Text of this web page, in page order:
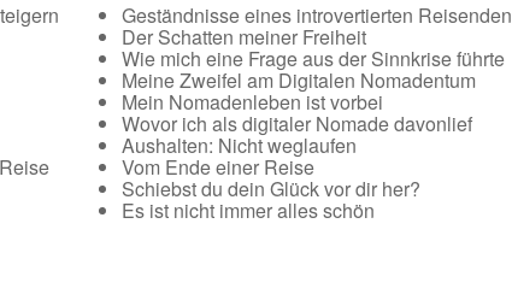
Geständnisse eines introvertierten Reisenden
Der Schatten meiner Freiheit
Wie mich eine Frage aus der Sinnkrise führte
Meine Zweifel am Digitalen Nomadentum
Mein Nomadenleben ist vorbei
Wovor ich als digitaler Nomade davonlief
Aushalten: Nicht weglaufen
Vom Ende einer Reise
Schiebst du dein Glück vor dir her?
Es ist nicht immer alles schön